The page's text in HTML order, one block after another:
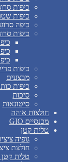
כיפות
כיפות
כיפה
כיפות
כיפות
מבצעים
כיפות
סיכות
סיטונאות
חולצות אוהה
מכנסיים GIO
טלית קטן
גופיה
חולצת
טלית